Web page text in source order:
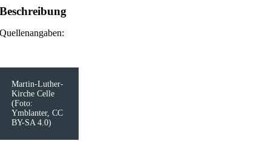
Beschreibung
Quellenangaben:
Martin-Luther-
Kirche Celle
(Foto:
Ymblanter, CC
BY-SA 4.0)